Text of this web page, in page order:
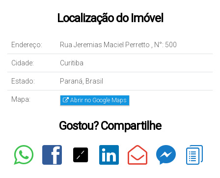
Localização do Imóvel
Endereço: Rua Jeremias Maciel Perretto , N°: 500
Cidade: Curitiba
Estado: Paraná, Brasil
Mapa: Abrir no Google Maps
Gostou? Compartilhe